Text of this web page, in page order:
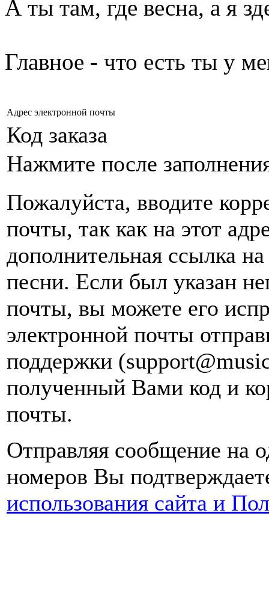
А ты там, где весна, а я
Главное - что есть ты у
Адрес электронной почты
Код заказа
Нажмите после
Пожалуйста, вводите
почты, так как на этот
дополнительная ссылка
песни. Если был указан
почты, вы можете его
электронной почты
поддержки
полученный Вами код и
почты.
Отправляя сообщение на
номеров Вы
использования сайта и